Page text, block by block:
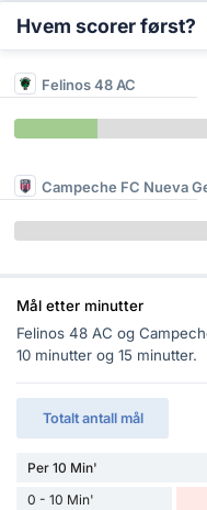
Hvem scorer først?
Felinos 48 AC
Campeche FC Nueva
Mål etter minutter
Felinos 48 AC og
10 minutter og 15 minutter.
Totalt antall mål
Per 10 Min'
0 - 10 Min'